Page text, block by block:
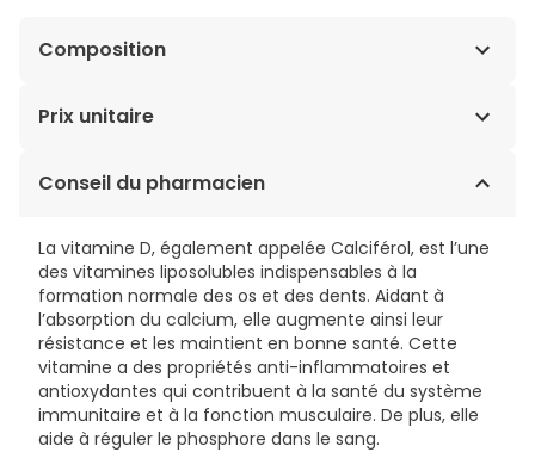
Composition
Magnésium, Vitamine C, Carotte, Iode, Vitamine D,
Prix unitaire
0,66€ / Gélules
Conseil du pharmacien
La vitamine D, également appelée Calciférol, est l’une
des vitamines liposolubles indispensables à la
formation normale des os et des dents. Aidant à
l’absorption du calcium, elle augmente ainsi leur
résistance et les maintient en bonne santé. Cette
vitamine a des propriétés anti-inflammatoires et
antioxydantes qui contribuent à la santé du système
immunitaire et à la fonction musculaire. De plus, elle
aide à réguler le phosphore dans le sang.